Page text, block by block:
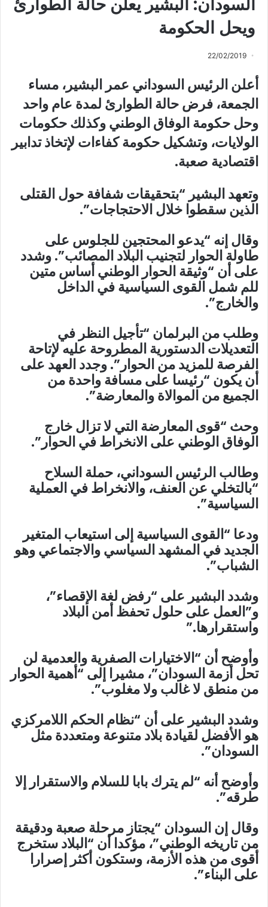
السودان: البشير يعلن حالة الطوارئ
ويحل الحكومة
22/02/2019
أعلن الرئيس السوداني عمر البشير، مساء
الجمعة، فرض حالة الطوارئ لمدة عام واحد
وحل حكومة الوفاق الوطني وكذلك حكومات
الولايات، وتشكيل حكومة كفاءات لإتخاذ تدابير
اقتصادية صعبة.
وتعهد البشير “بتحقيقات شفافة حول القتلى
الذين سقطوا خلال الاحتجاجات”.
وقال إنه “يدعو المحتجين للجلوس على
طاولة الحوار لتجنيب البلاد المصائب”. وشدد
على أن “وثيقة الحوار الوطني أساس متين
للم شمل القوى السياسية في الداخل
والخارج”.
وطلب من البرلمان “تأجيل النظر في
التعديلات الدستورية المطروحة عليه لإتاحة
الفرصة للمزيد من الحوار”. وجدد العهد على
أن يكون “رئيسا على مسافة واحدة من
الجميع من الموالاة والمعارضة”.
وحث “قوى المعارضة التي لا تزال خارج
الوفاق الوطني على الانخراط في الحوار”.
وطالب الرئيس السوداني، حملة السلاح
“بالتخلي عن العنف، والانخراط في العملية
السياسية”.
ودعا “القوى السياسية إلى استيعاب المتغير
الجديد في المشهد السياسي والاجتماعي وهو
الشباب”.
وشدد البشير على “رفض لغة الإقصاء”،
و”العمل على حلول تحفظ أمن البلاد
واستقرارها.”
وأوضح أن “الاختيارات الصفرية والعدمية لن
تحل أزمة السودان”، مشيرا إلى “أهمية الحوار
من منطق لا غالب ولا مغلوب”.
وشدد البشير على أن “نظام الحكم اللامركزي
هو الأفضل لقيادة بلاد متنوعة ومتعددة مثل
السودان”.
وأوضح أنه “لم يترك بابا للسلام والاستقرار إلا
طرقه”.
وقال إن السودان “يجتاز مرحلة صعبة ودقيقة
من تاريخه الوطني”، مؤكدا أن “البلاد ستخرج
أقوى من هذه الأزمة، وستكون أكثر إصرارا
على البناء”.